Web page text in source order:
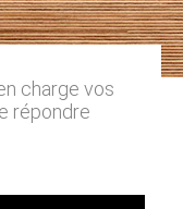
charge vos
répondre